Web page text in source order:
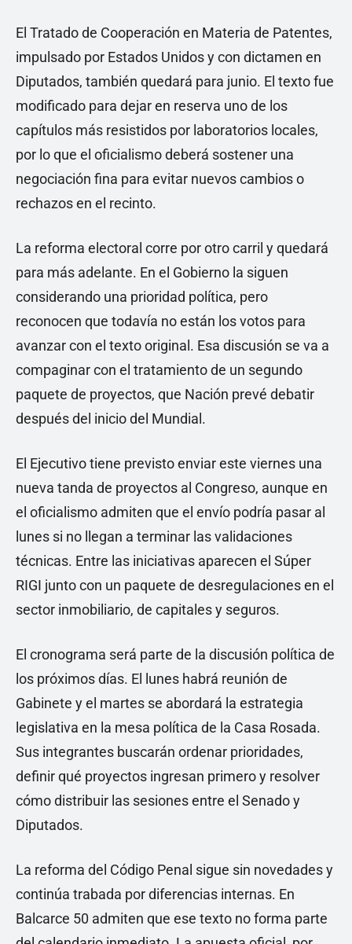
El Tratado de Cooperación en Materia de Patentes,
impulsado por Estados Unidos y con dictamen en
Diputados, también quedará para junio. El texto fue
modificado para dejar en reserva uno de los
capítulos más resistidos por laboratorios locales,
por lo que el oficialismo deberá sostener una
negociación fina para evitar nuevos cambios o
rechazos en el recinto.
La reforma electoral corre por otro carril y quedará
para más adelante. En el Gobierno la siguen
considerando una prioridad política, pero
reconocen que todavía no están los votos para
avanzar con el texto original. Esa discusión se va a
compaginar con el tratamiento de un segundo
paquete de proyectos, que Nación prevé debatir
después del inicio del Mundial.
El Ejecutivo tiene previsto enviar este viernes una
nueva tanda de proyectos al Congreso, aunque en
el oficialismo admiten que el envío podría pasar al
lunes si no llegan a terminar las validaciones
técnicas. Entre las iniciativas aparecen el Súper
RIGI junto con un paquete de desregulaciones en el
sector inmobiliario, de capitales y seguros.
El cronograma será parte de la discusión política de
los próximos días. El lunes habrá reunión de
Gabinete y el martes se abordará la estrategia
legislativa en la mesa política de la Casa Rosada.
Sus integrantes buscarán ordenar prioridades,
definir qué proyectos ingresan primero y resolver
cómo distribuir las sesiones entre el Senado y
Diputados.
La reforma del Código Penal sigue sin novedades y
continúa trabada por diferencias internas. En
Balcarce 50 admiten que ese texto no forma parte